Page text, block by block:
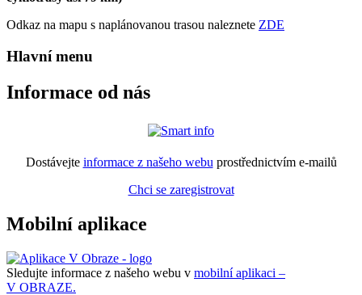
Odkaz na mapu s naplánovanou trasou naleznete ZDE
Hlavní menu
Informace od nás
Dostávejte informace z našeho webu prostřednictvím e-mailů
Chci se zaregistrovat
Mobilní aplikace
Sledujte informace z našeho webu v mobilní aplikaci –
V OBRAZE.